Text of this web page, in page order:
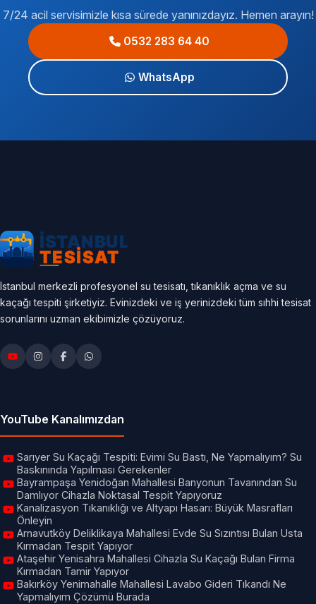
7/24 acil servisimizle kısa sürede yanınızdayız. Hemen arayın!
0532 283 64 40
WhatsApp
İstanbul merkezli profesyonel su tesisatı, tıkanıklık açma ve su
kaçağı tespiti şirketiyiz. Evinizdeki ve iş yerinizdeki tüm sıhhi tesisat
sorunlarını uzman ekibimizle çözüyoruz.
YouTube Kanalımızdan
Sarıyer Su Kaçağı Tespiti: Evimi Su Bastı, Ne Yapmalıyım? Su
Baskınında Yapılması Gerekenler
Bayrampaşa Yenidoğan Mahallesi Banyonun Tavanından Su
Damlıyor Cihazla Noktasal Tespit Yapıyoruz
Kanalizasyon Tıkanıklığı ve Altyapı Hasarı: Büyük Masrafları
Önleyin
Arnavutköy Deliklikaya Mahallesi Evde Su Sızıntısı Bulan Usta
Kırmadan Tespit Yapıyor
Ataşehir Yenisahra Mahallesi Cihazla Su Kaçağı Bulan Firma
Kırmadan Tamir Yapıyor
Bakırköy Yenimahalle Mahallesi Lavabo Gideri Tıkandı Ne
Yapmalıyım Çözümü Burada